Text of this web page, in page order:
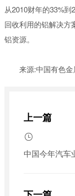
从2010财年的33%
回收利用的铝解决方
铝资源。
来源:中国有色金
上一篇

中国今年汽车